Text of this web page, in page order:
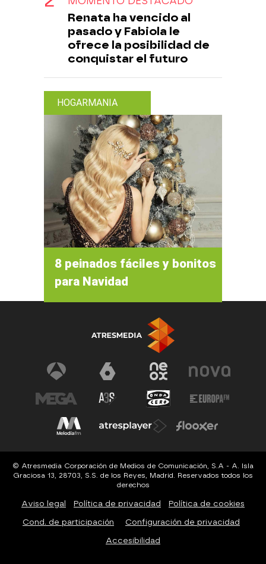
Renata ha vencido al
pasado y Fabiola le
ofrece la posibilidad de
conquistar el futuro
HOGARMANIA
8 peinados fáciles y bonitos
para Navidad
© Atresmedia Corporación de Medios de Comunicación, S.A - A. Isla
Graciosa 13, 28703, S.S. de los Reyes, Madrid. Reservados todos los
derechos
Aviso legal Política de privacidad Política de cookies
Cond. de participación Configuración de privacidad
Accesibilidad